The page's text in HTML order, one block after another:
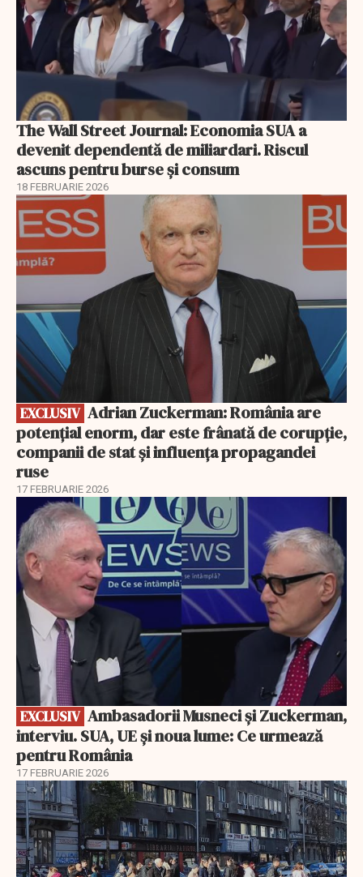
The Wall Street Journal: Economia SUA a
devenit dependentă de miliardari. Riscul
ascuns pentru burse și consum
18 FEBRUARIE 2026
EXCLUSIV
EXCLUSIV
potențial enorm, dar este frânată de corupție,
companii de stat și influența propagandei
ruse
17 FEBRUARIE 2026
EXCLUSIV
EXCLUSIV
interviu. SUA, UE și noua lume: Ce urmează
pentru România
17 FEBRUARIE 2026